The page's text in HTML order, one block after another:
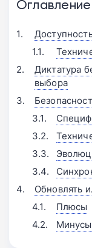
Оглавление
Диктатура
выбора
Обновлять
Плюсы
Минусы